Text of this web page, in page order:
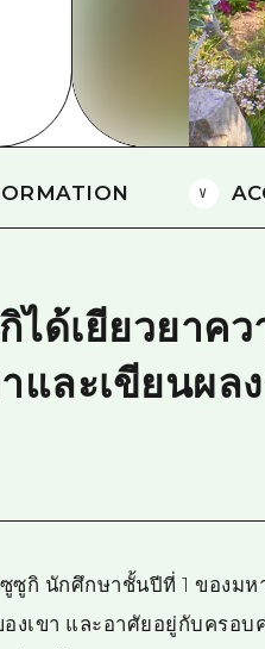
ด้เยียวยาค
และเขียนผล
ซูกิ นักศึกษาชั้นปีที่ 1 ของมห
งเขา และอาศัยอยู่กับครอบ